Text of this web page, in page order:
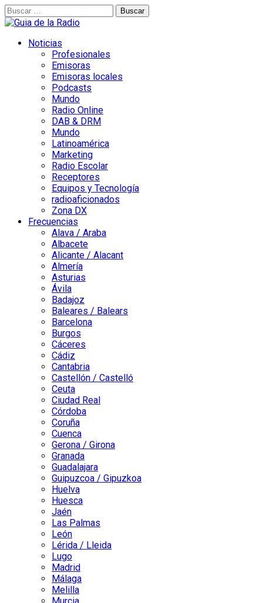
Buscar:
Noticias
Profesionales
Emisoras
Emisoras locales
Podcasts
Mundo
Radio Online
DAB & DRM
Mundo
Latinoamérica
Marketing
Radio Escolar
Receptores
Equipos y Tecnología
radioaficionados
Zona DX
Frecuencias
Alava / Araba
Albacete
Alicante / Alacant
Almería
Asturias
Ávila
Badajoz
Baleares / Balears
Barcelona
Burgos
Cáceres
Cádiz
Cantabria
Castellón / Castelló
Ceuta
Ciudad Real
Córdoba
Coruña
Cuenca
Gerona / Girona
Granada
Guadalajara
Guipuzcoa / Gipuzkoa
Huelva
Huesca
Jaén
Las Palmas
León
Lérida / Lleida
Lugo
Madrid
Málaga
Melilla